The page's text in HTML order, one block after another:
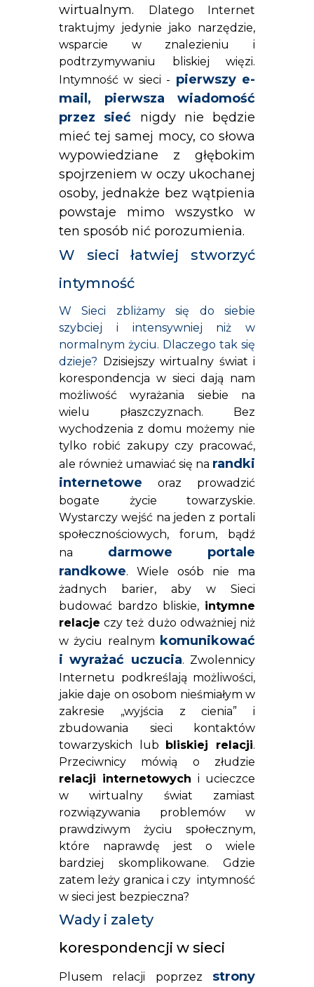
wirtualnym.
Dlatego Internet
traktujmy jedynie jako narzędzie,
wsparcie w znalezieniu i
podtrzymywaniu bliskiej więzi.
Intymność w sieci - pierwszy e-
mail, pierwsza wiadomość
przez sieć
nigdy nie będzie
mieć tej samej mocy, co słowa
wypowiedziane z głębokim
spojrzeniem w oczy ukochanej
osoby, jednakże bez wątpienia
powstaje mimo wszystko w
ten sposób nić porozumienia.
W sieci łatwiej stworzyć
intymność
W Sieci zbliżamy się do siebie
szybciej i intensywniej niż w
normalnym życiu. Dlaczego tak się
dzieje? Dzisiejszy wirtualny świat i
korespondencja w sieci dają nam
możliwość wyrażania siebie na
wielu płaszczyznach. Bez
wychodzenia z domu możemy nie
tylko robić zakupy czy pracować,
ale również umawiać się na randki
internetowe oraz prowadzić
bogate życie towarzyskie.
Wystarczy wejść na jeden z portali
społecznościowych, forum, bądź
na darmowe portale
randkowe. Wiele osób nie ma
żadnych barier, aby w Sieci
budować bardzo bliskie, intymne
relacje czy też dużo odważniej niż
w życiu realnym komunikować
i wyrażać uczucia. Zwolennicy
Internetu podkreślają możliwości,
jakie daje on osobom nieśmiałym w
zakresie „wyjścia z cienia” i
zbudowania sieci kontaktów
towarzyskich lub bliskiej relacji.
Przeciwnicy mówią o złudzie
relacji internetowych i ucieczce
w wirtualny świat zamiast
rozwiązywania problemów w
prawdziwym życiu społecznym,
które naprawdę jest o wiele
bardziej skomplikowane. Gdzie
zatem leży granica i czy intymność
w sieci jest bezpieczna?
Wady i zalety
korespondencji w sieci
Plusem relacji poprzez strony